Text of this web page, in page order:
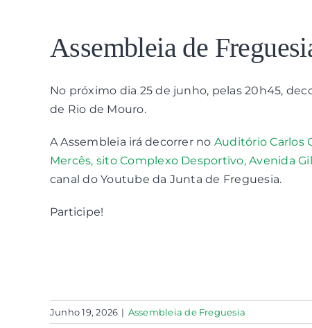
Larger
Image
Assembleia de
No próximo dia 25 de junho, pelas 20h45,
de Rio de Mouro.
A Assembleia irá decorrer no Auditório Carlos
Mercês, sito Complexo Desportivo, Avenida
canal do Youtube da Junta de Freguesia.
Participe!
Junho 19, 2026 | Assembleia de Freguesia